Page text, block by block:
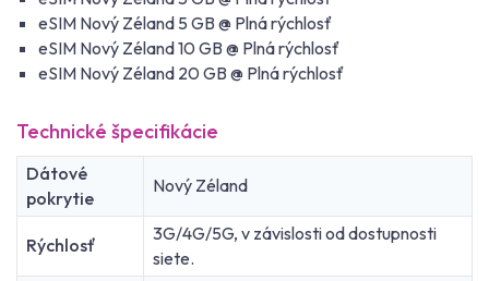
eSIM Nový Zéland 5 GB @ Plná rýchlosť
eSIM Nový Zéland 10 GB @ Plná rýchlosť
eSIM Nový Zéland 20 GB @ Plná rýchlosť
Technické špecifikácie
Dátové
pokrytie
Nový Zéland
Rýchlosť
3G/4G/5G, v závislosti od dostupnosti
siete.